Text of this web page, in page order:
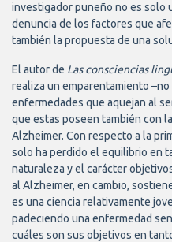
investigador puneño no es solo
denuncia de los factores que
también la propuesta de una
El autor de Las consciencias
realiza un emparentamiento
enfermedades que aquejan al
que estas poseen también con
Alzheimer. Con respecto a la
solo ha perdido el equilibrio en
naturaleza y el carácter
al Alzheimer, en cambio,
es una ciencia relativamente
padeciendo una enfermedad
cuáles son sus objetivos en